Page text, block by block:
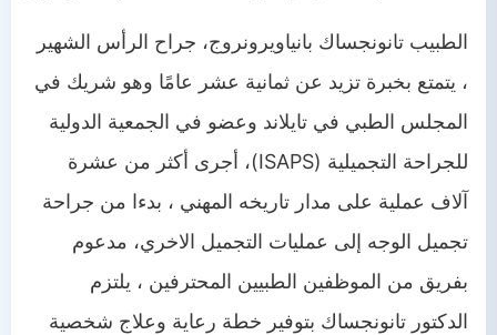
الطبيب تانونجساك بانياويرونروج، جراح الرأس الشهير
، يتمتع بخبرة تزيد عن ثمانية عشر عامًا وهو شريك في
المجلس الطبي في تايلاند وعضو في الجمعية الدولية
للجراحة التجميلية (ISAPS)، أجرى أكثر من عشرة
آلاف عملية على مدار تاريخه المهني ، بدءا من جراحة
تجميل الوجه إلى عمليات التجميل الاخري، مدعوم
بفريق من الموظفين الطبيين المحترفين ، يلتزم
الدكتور تانونجساك بتوفير خطة رعاية وعلاج شخصية